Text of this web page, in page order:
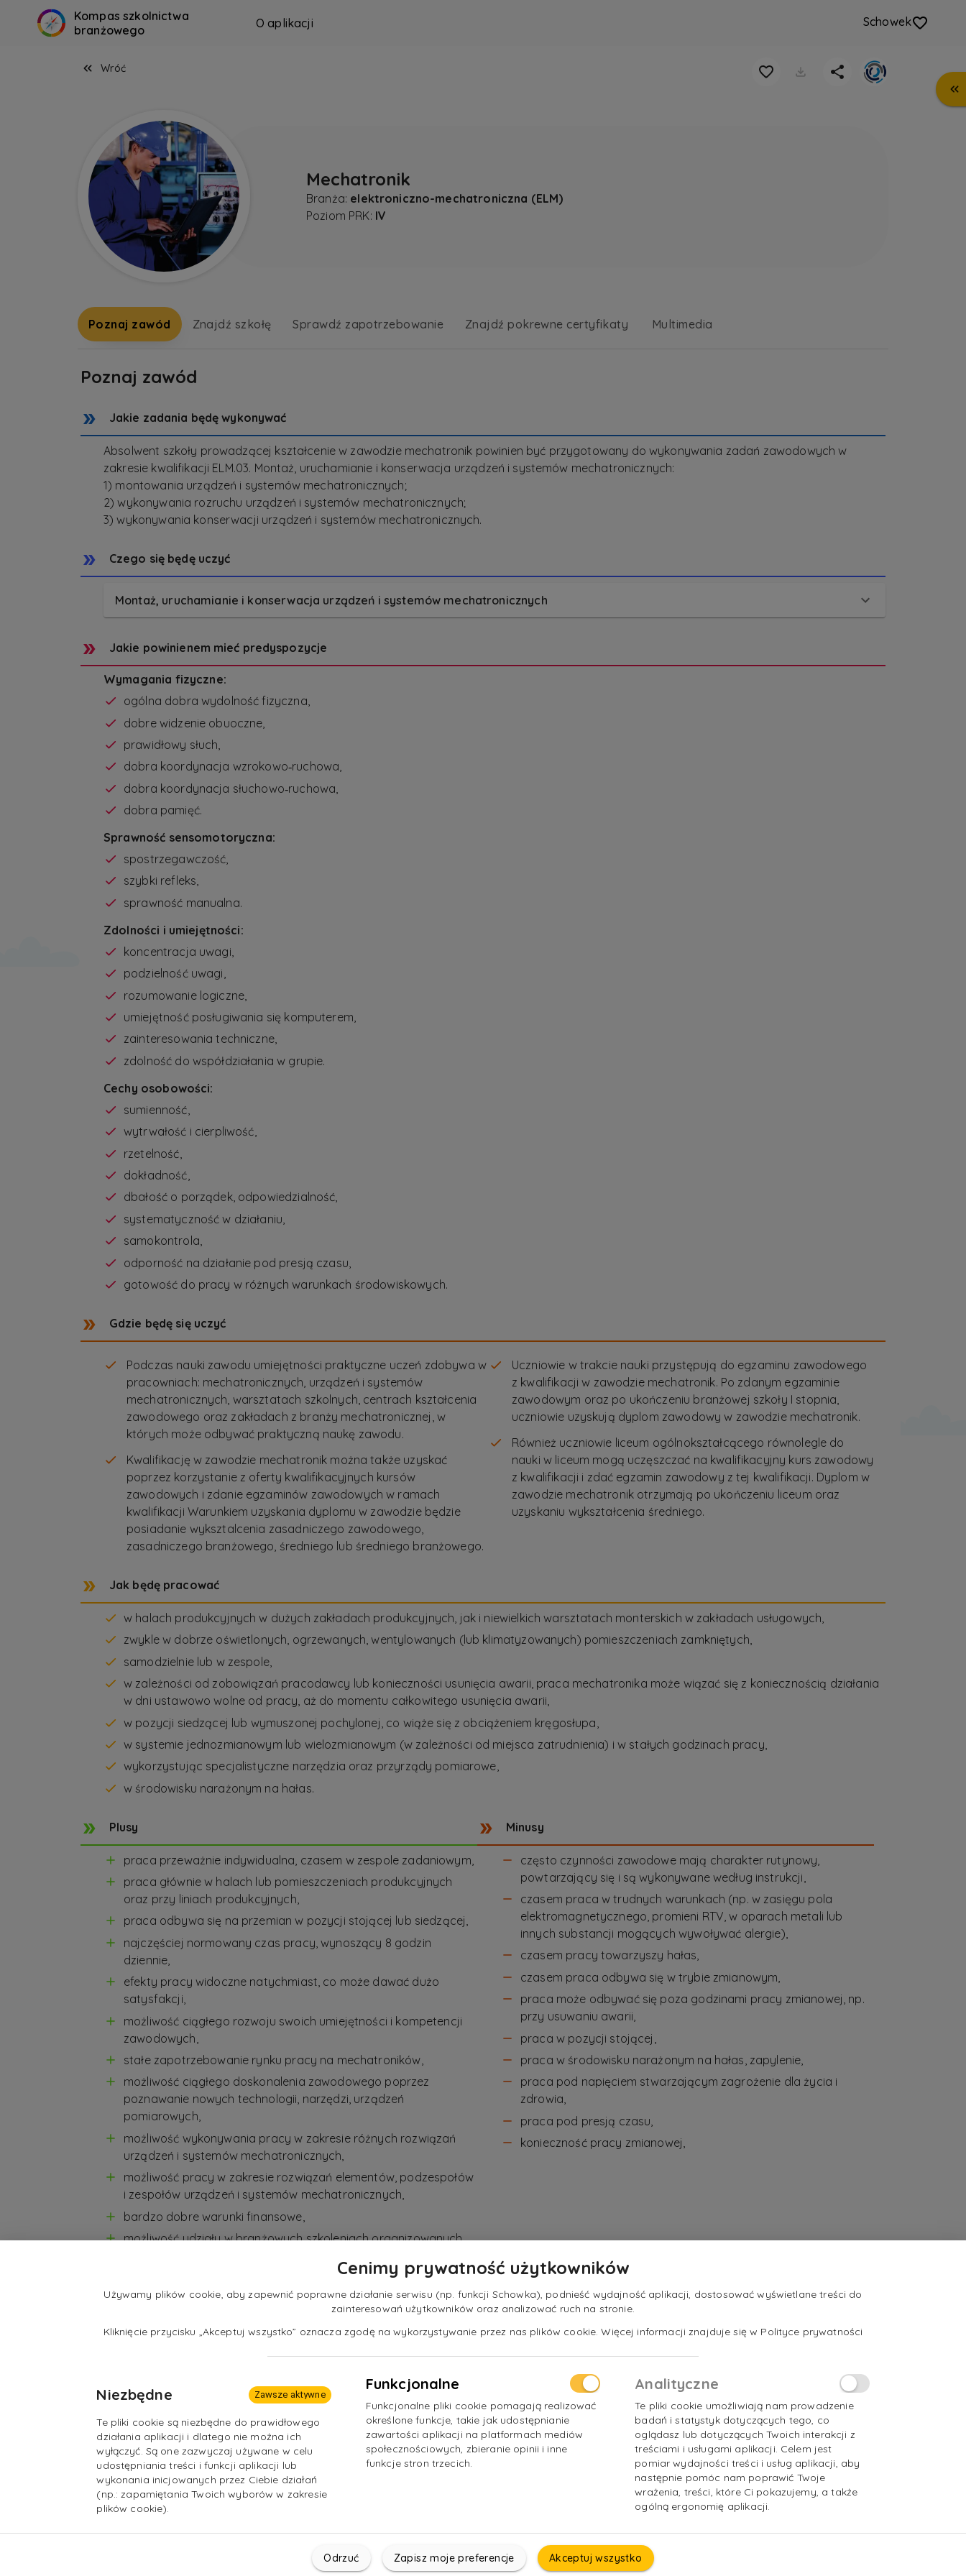
Kompas szkolnictwa
branżowego
O aplikacji Schowek
Wróć
Mechatronik
Branża: elektroniczno-mechatroniczna (ELM)
Poziom PRK: IV
Poznaj zawód Znajdź szkołę Sprawdź zapotrzebowanie Znajdź pokrewne certyfikaty Multimedia
Poznaj zawód
Jakie zadania będę wykonywać
Absolwent szkoły prowadzącej kształcenie w zawodzie mechatronik powinien być przygotowany do wykonywania zadań zawodowych w
zakresie kwalifikacji ELM.03. Montaż, uruchamianie i konserwacja urządzeń i systemów mechatronicznych:
1) montowania urządzeń i systemów mechatronicznych;
2) wykonywania rozruchu urządzeń i systemów mechatronicznych;
3) wykonywania konserwacji urządzeń i systemów mechatronicznych.
Czego się będę uczyć
Montaż, uruchamianie i konserwacja urządzeń i systemów mechatronicznych
Jakie powinienem mieć predyspozycje
Wymagania fizyczne:
ogólna dobra wydolność fizyczna,
dobre widzenie obuoczne,
prawidłowy słuch,
dobra koordynacja wzrokowo‑ruchowa,
dobra koordynacja słuchowo‑ruchowa,
dobra pamięć.
Sprawność sensomotoryczna:
spostrzegawczość,
szybki refleks,
sprawność manualna.
Zdolności i umiejętności:
koncentracja uwagi,
podzielność uwagi,
rozumowanie logiczne,
umiejętność posługiwania się komputerem,
zainteresowania techniczne,
zdolność do współdziałania w grupie.
Cechy osobowości:
sumienność,
wytrwałość i cierpliwość,
rzetelność,
dokładność,
dbałość o porządek, odpowiedzialność,
systematyczność w działaniu,
samokontrola,
odporność na działanie pod presją czasu,
gotowość do pracy w różnych warunkach środowiskowych.
Gdzie będę się uczyć
Podczas nauki zawodu umiejętności praktyczne uczeń zdobywa w
pracowniach: mechatronicznych, urządzeń i systemów
mechatronicznych, warsztatach szkolnych, centrach kształcenia
zawodowego oraz zakładach z branży mechatronicznej, w
których może odbywać praktyczną naukę zawodu.
Kwalifikację w zawodzie mechatronik można także uzyskać
poprzez korzystanie z oferty kwalifikacyjnych kursów
zawodowych i zdanie egzaminów zawodowych w ramach
kwalifikacji Warunkiem uzyskania dyplomu w zawodzie będzie
posiadanie wyksztalcenia zasadniczego zawodowego,
zasadniczego branżowego, średniego lub średniego branżowego.
Uczniowie w trakcie nauki przystępują do egzaminu zawodowego
z kwalifikacji w zawodzie mechatronik. Po zdanym egzaminie
zawodowym oraz po ukończeniu branżowej szkoły I stopnia,
uczniowie uzyskują dyplom zawodowy w zawodzie mechatronik.
Również uczniowie liceum ogólnokształcącego równolegle do
nauki w liceum mogą uczęszczać na kwalifikacyjny kurs zawodowy
z kwalifikacji i zdać egzamin zawodowy z tej kwalifikacji. Dyplom w
zawodzie mechatronik otrzymają po ukończeniu liceum oraz
uzyskaniu wykształcenia średniego.
Jak będę pracować
w halach produkcyjnych w dużych zakładach produkcyjnych, jak i niewielkich warsztatach monterskich w zakładach usługowych,
zwykle w dobrze oświetlonych, ogrzewanych, wentylowanych (lub klimatyzowanych) pomieszczeniach zamkniętych,
samodzielnie lub w zespole,
w zależności od zobowiązań pracodawcy lub konieczności usunięcia awarii, praca mechatronika może wiązać się z koniecznością działania
w dni ustawowo wolne od pracy, aż do momentu całkowitego usunięcia awarii,
w pozycji siedzącej lub wymuszonej pochylonej, co wiąże się z obciążeniem kręgosłupa,
w systemie jednozmianowym lub wielozmianowym (w zależności od miejsca zatrudnienia) i w stałych godzinach pracy,
wykorzystując specjalistyczne narzędzia oraz przyrządy pomiarowe,
w środowisku narażonym na hałas.
Plusy
praca przeważnie indywidualna, czasem w zespole zadaniowym,
praca głównie w halach lub pomieszczeniach produkcyjnych
oraz przy liniach produkcyjnych,
praca odbywa się na przemian w pozycji stojącej lub siedzącej,
najczęściej normowany czas pracy, wynoszący 8 godzin
dziennie,
efekty pracy widoczne natychmiast, co może dawać dużo
satysfakcji,
możliwość ciągłego rozwoju swoich umiejętności i kompetencji
zawodowych,
stałe zapotrzebowanie rynku pracy na mechatroników,
możliwość ciągłego doskonalenia zawodowego poprzez
poznawanie nowych technologii, narzędzi, urządzeń
pomiarowych,
możliwość wykonywania pracy w zakresie różnych rozwiązań
urządzeń i systemów mechatronicznych,
możliwość pracy w zakresie rozwiązań elementów, podzespołów
i zespołów urządzeń i systemów mechatronicznych,
bardzo dobre warunki finansowe,
możliwość udziału w branżowych szkoleniach organizowanych
możliwość wykonywania zamówień dla klientów spoza Polski lub
możliwość założenia własnej działalności gospodarczej.
Minusy
często czynności zawodowe mają charakter rutynowy,
powtarzający się i są wykonywane według instrukcji,
czasem praca w trudnych warunkach (np. w zasięgu pola
elektromagnetycznego, promieni RTV, w oparach metali lub
innych substancji mogących wywoływać alergie),
czasem pracy towarzyszy hałas,
czasem praca odbywa się w trybie zmianowym,
praca może odbywać się poza godzinami pracy zmianowej, np.
przy usuwaniu awarii,
praca w pozycji stojącej,
praca w środowisku narażonym na hałas, zapylenie,
praca pod napięciem stwarzającym zagrożenie dla życia i
zdrowia,
praca pod presją czasu,
konieczność pracy zmianowej,
Cenimy prywatność użytkowników
Używamy plików cookie, aby zapewnić poprawne działanie serwisu (np. funkcji Schowka), podnieść wydajność aplikacji, dostosować wyświetlane treści do
zainteresowań użytkowników oraz analizować ruch na stronie.
Kliknięcie przycisku „Akceptuj wszystko” oznacza zgodę na wykorzystywanie przez nas plików cookie. Więcej informacji znajduje się w Polityce prywatności
Niezbędne Zawsze aktywne
Te pliki cookie są niezbędne do prawidłowego
działania aplikacji i dlatego nie można ich
wyłączyć. Są one zazwyczaj używane w celu
udostępniania treści i funkcji aplikacji lub
wykonania inicjowanych przez Ciebie działań
(np.: zapamiętania Twoich wyborów w zakresie
plików cookie).
Funkcjonalne
Funkcjonalne pliki cookie pomagają realizować
określone funkcje, takie jak udostępnianie
zawartości aplikacji na platformach mediów
społecznościowych, zbieranie opinii i inne
funkcje stron trzecich.
Analityczne
Te pliki cookie umożliwiają nam prowadzenie
badań i statystyk dotyczących tego, co
oglądasz lub dotyczących Twoich interakcji z
treściami i usługami aplikacji. Celem jest
pomiar wydajności treści i usług aplikacji, aby
następnie pomóc nam poprawić Twoje
wrażenia, treści, które Ci pokazujemy, a także
ogólną ergonomię aplikacji.
Odrzuć Zapisz moje preferencje Akceptuj wszystko